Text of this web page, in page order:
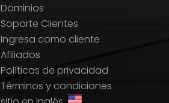
Dominios
Soporte Clientes
Ingresa como cliente
Afiliados
Políticas de privacidad
Términos y condiciones